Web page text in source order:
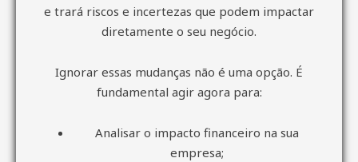
e trará riscos e incertezas que podem impactar
diretamente o seu negócio.
Ignorar essas mudanças não é uma opção. É
fundamental agir agora para:
Analisar o impacto financeiro na sua
empresa;